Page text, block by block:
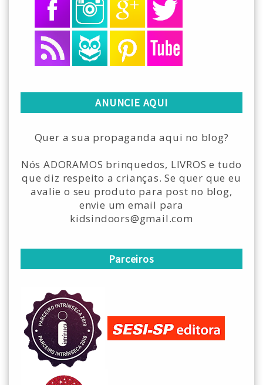
ANUNCIE AQUI
Quer a sua propaganda aqui no blog?
Nós ADORAMOS brinquedos, LIVROS e tudo
que diz respeito a crianças. Se quer que eu
avalie o seu produto para post no blog,
envie um email para
kidsindoors@gmail.com
Parceiros